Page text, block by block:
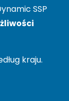
SSP
kraju.